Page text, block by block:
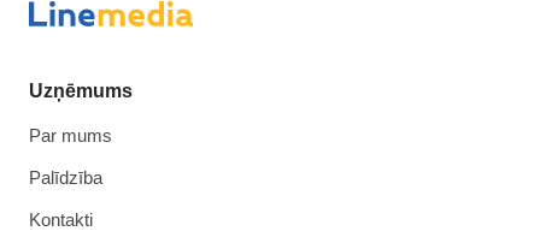
Uzņēmums
Par mums
Palīdzība
Kontakti